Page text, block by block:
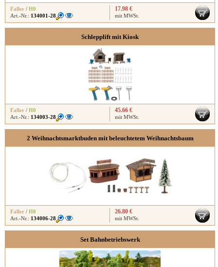
Faller / H0
Art.-Nr.: 134001-28
17.98 €
mit MWSt.
Schlepplift mit Kiosk
Faller / H0
Art.-Nr.: 134003-28
45.66 €
mit MWSt.
2 Weihnachtsmarktbuden mit beleuchtetem Weihnachtsbaum
Faller / H0
Art.-Nr.: 134006-28
26.80 €
mit MWSt.
Set Bahnbetriebswerk